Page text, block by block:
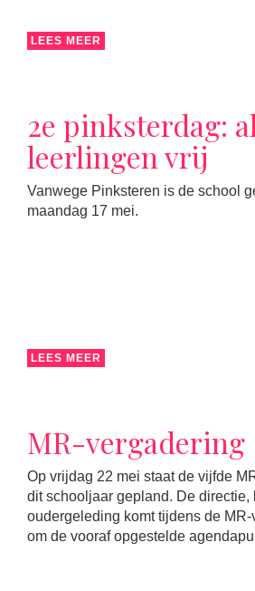
LEES MEER
2e pinksterdag:
leerlingen vrij
Vanwege Pinksteren is de school
maandag 17 mei.
LEES MEER
MR-vergadering
Op vrijdag 22 mei staat de vijfde
dit schooljaar gepland. De directie,
oudergeleding komt tijdens de
om de vooraf opgestelde